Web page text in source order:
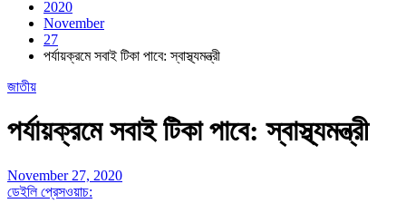
2020
November
27
পর্যায়ক্রমে সবাই টিকা পাবে: স্বাস্থ্যমন্ত্রী
জাতীয়
পর্যায়ক্রমে সবাই টিকা পাবে: স্বাস্থ্যমন্ত্রী
November 27, 2020
ডেইলি প্রেসওয়াচ: